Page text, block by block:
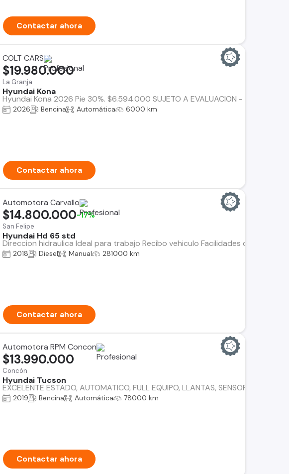
Contactar ahora
COLT CARS
La Granja
Hyundai Kona
Hyundai Kona 2026 Pie 30%. $6.594.000 SUJETO A EVALUACION - Único
$19.980.000
2026 Bencina Automática 6000 km
Contactar ahora
Automotora Carvallo
San Felipe
Hyundai Hd 65 std
Direccion hidraulica Ideal para trabajo Recibo vehiculo Facilidades de pago
$14.800.000-17%
2018 Diesel Manual 281000 km
Contactar ahora
Automotora RPM Concon
Concón
Hyundai Tucson
EXCELENTE ESTADO, AUTOMATICO, FULL EQUIPO, LLANTAS, SENSOR DE
$13.990.000
2019 Bencina Automática 78000 km
Contactar ahora